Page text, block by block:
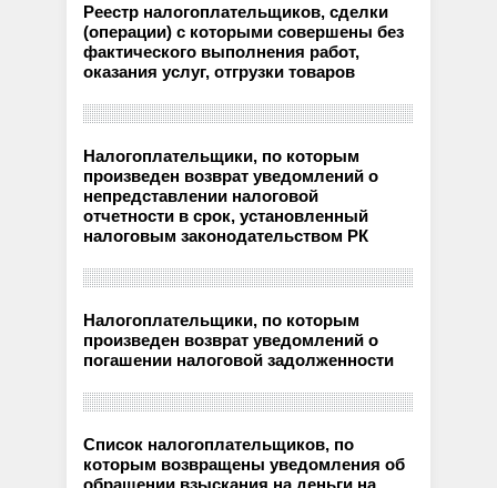
Реестр налогоплательщиков, сделки
(операции) с которыми совершены без
фактического выполнения работ,
оказания услуг, отгрузки товаров
Налогоплательщики, по которым
произведен возврат уведомлений о
непредставлении налоговой
отчетности в срок, установленный
налоговым законодательством РК
Налогоплательщики, по которым
произведен возврат уведомлений о
погашении налоговой задолженности
Список налогоплательщиков, по
которым возвращены уведомления об
обращении взыскания на деньги на